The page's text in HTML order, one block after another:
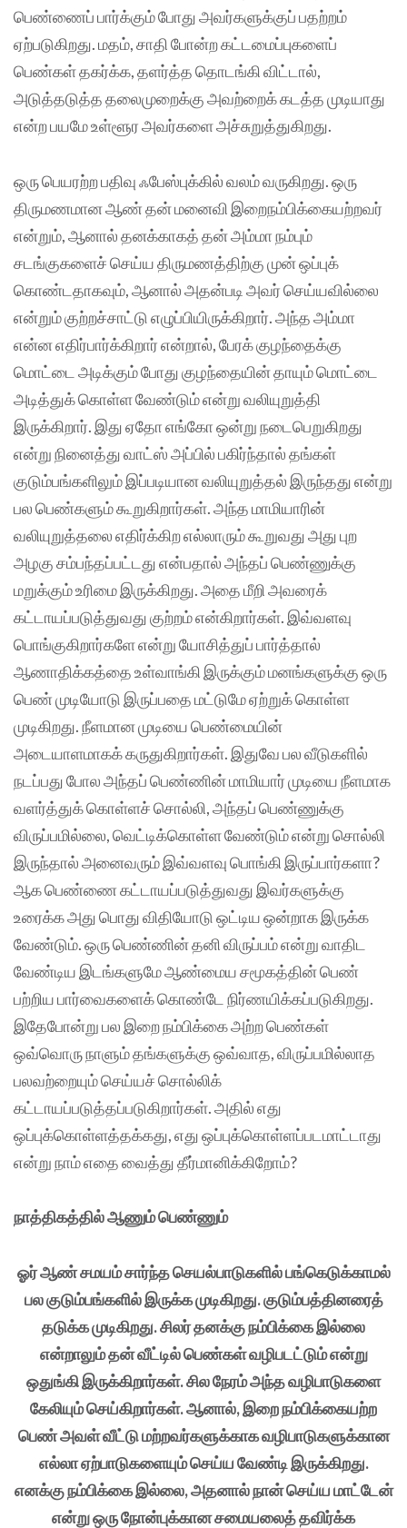
பெண்ணைப் பார்க்கும் போது அவர்களுக்குப் பதற்றம்
ஏற்படுகிறது. மதம், சாதி போன்ற கட்டமைப்புகளைப்
பெண்கள் தகர்க்க, தளர்த்த தொடங்கி விட்டால்,
அடுத்தடுத்த தலைமுறைக்கு அவற்றைக் கடத்த முடியாது
என்ற பயமே உள்ளூர அவர்களை அச்சுறுத்துகிறது.
ஒரு பெயரற்ற பதிவு ஃபேஸ்புக்கில் வலம் வருகிறது. ஒரு
திருமணமான ஆண் தன் மனைவி இறைநம்பிக்கையற்றவர்
என்றும், ஆனால் தனக்காகத் தன் அம்மா நம்பும்
சடங்குகளைச் செய்ய திருமணத்திற்கு முன் ஒப்புக்
கொண்டதாகவும், ஆனால் அதன்படி அவர் செய்யவில்லை
என்றும் குற்றச்சாட்டு எழுப்பியிருக்கிறார். அந்த அம்மா
என்ன எதிர்பார்க்கிறார் என்றால், பேரக் குழந்தைக்கு
மொட்டை அடிக்கும் போது குழந்தையின் தாயும் மொட்டை
அடித்துக் கொள்ள வேண்டும் என்று வலியுறுத்தி
இருக்கிறார். இது ஏதோ எங்கோ ஒன்று நடைபெறுகிறது
என்று நினைத்து வாட்ஸ் அப்பில் பகிர்ந்தால் தங்கள்
குடும்பங்களிலும் இப்படியான வலியுறுத்தல் இருந்தது என்று
பல பெண்களும் கூறுகிறார்கள். அந்த மாமியாரின்
வலியுறுத்தலை எதிர்க்கிற எல்லாரும் கூறுவது அது புற
அழகு சம்பந்தப்பட்டது என்பதால் அந்தப் பெண்ணுக்கு
மறுக்கும் உரிமை இருக்கிறது. அதை மீறி அவரைக்
கட்டாயப்படுத்துவது குற்றம் என்கிறார்கள். இவ்வளவு
பொங்குகிறார்களே என்று யோசித்துப் பார்த்தால்
ஆணாதிக்கத்தை உள்வாங்கி இருக்கும் மனங்களுக்கு ஒரு
பெண் முடியோடு இருப்பதை மட்டுமே ஏற்றுக் கொள்ள
முடிகிறது. நீளமான முடியை பெண்மையின்
அடையாளமாகக் கருதுகிறார்கள். இதுவே பல வீடுகளில்
நடப்பது போல அந்தப் பெண்ணின் மாமியார் முடியை நீளமாக
வளர்த்துக் கொள்ளச் சொல்லி, அந்தப் பெண்ணுக்கு
விருப்பமில்லை, வெட்டிக்கொள்ள வேண்டும் என்று சொல்லி
இருந்தால் அனைவரும் இவ்வளவு பொங்கி இருப்பார்களா?
ஆக பெண்ணை கட்டாயப்படுத்துவது இவர்களுக்கு
உரைக்க அது பொது விதியோடு ஒட்டிய ஒன்றாக இருக்க
வேண்டும். ஒரு பெண்ணின் தனி விருப்பம் என்று வாதிட
வேண்டிய இடங்களுமே ஆண்மைய சமூகத்தின் பெண்
பற்றிய பார்வைகளைக் கொண்டே நிர்ணயிக்கப்படுகிறது.
இதேபோன்று பல இறை நம்பிக்கை அற்ற பெண்கள்
ஒவ்வொரு நாளும் தங்களுக்கு ஒவ்வாத, விருப்பமில்லாத
பலவற்றையும் செய்யச் சொல்லிக்
கட்டாயப்படுத்தப்படுகிறார்கள். அதில் எது
ஒப்புக்கொள்ளத்தக்கது, எது ஒப்புக்கொள்ளப்படமாட்டாது
என்று நாம் எதை வைத்து தீர்மானிக்கிறோம்?
நாத்திகத்தில் ஆணும் பெண்ணும்
ஓர் ஆண் சமயம் சார்ந்த செயல்பாடுகளில் பங்கெடுக்காமல்
பல குடும்பங்களில் இருக்க முடிகிறது. குடும்பத்தினரைத்
தடுக்க முடிகிறது. சிலர் தனக்கு நம்பிக்கை இல்லை
என்றாலும் தன் வீட்டில் பெண்கள் வழிபடட்டும் என்று
ஒதுங்கி இருக்கிறார்கள். சில நேரம் அந்த வழிபாடுகளை
கேலியும் செய்கிறார்கள். ஆனால், இறை நம்பிக்கையற்ற
பெண் அவள் வீட்டு மற்றவர்களுக்காக வழிபாடுகளுக்கான
எல்லா ஏற்பாடுகளையும் செய்ய வேண்டி இருக்கிறது.
எனக்கு நம்பிக்கை இல்லை, அதனால் நான் செய்ய மாட்டேன்
என்று ஒரு நோன்புக்கான சமையலைத் தவிர்க்க